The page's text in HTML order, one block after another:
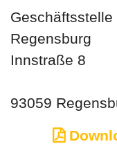
Regensburg
Innstraße 8
93059